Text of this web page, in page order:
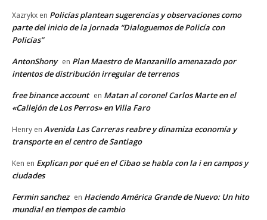
Xazrykx en Policías plantean sugerencias y observaciones como
parte del inicio de la jornada “Dialoguemos de Policía con
Policías”
AntonShony en Plan Maestro de Manzanillo amenazado por
intentos de distribución irregular de terrenos
free binance account en Matan al coronel Carlos Marte en el
«Callejón de Los Perros» en Villa Faro
Henry en Avenida Las Carreras reabre y dinamiza economía y
transporte en el centro de Santiago
Ken en Explican por qué en el Cibao se habla con la i en campos y
ciudades
Fermin sanchez en Haciendo América Grande de Nuevo: Un hito
mundial en tiempos de cambio